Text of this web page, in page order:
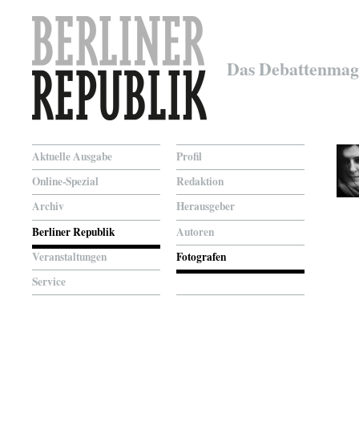
Das
Aktuelle Ausgabe
Online-Spezial
Archiv
Berliner Republik
Veranstaltungen
Service
Profil
Redaktion
Herausgeber
Autoren
Fotografen